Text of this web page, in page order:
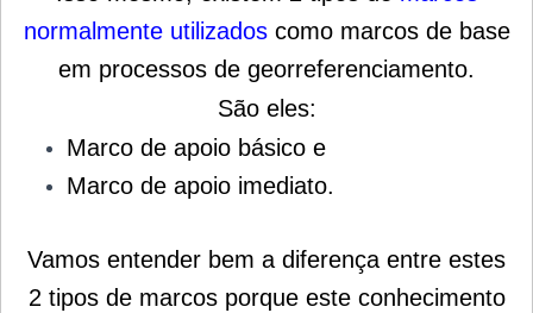
normalmente utilizadoscomo marcos de base
em processos de georreferenciamento.
São eles:
Marco de apoio básico e
Marco de apoio imediato.
Vamos entender bem a diferença entre estes
2 tipos de marcos porque este conhecimento